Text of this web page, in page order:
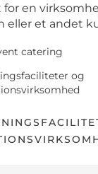
en
eller et andet
catering
og